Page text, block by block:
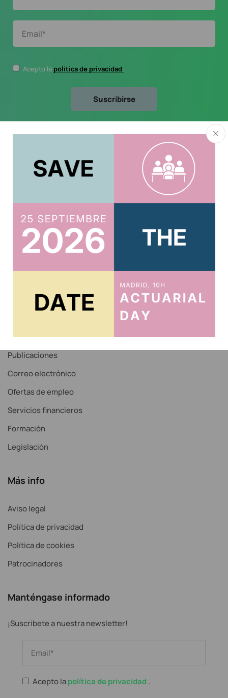
Acepto la política de privacidad .
Acreditar CPD 2025
Acceso al Área Privada
Acceso Correo IAE
Recordar contraseña
Publicaciones
Correo electrónico
Ofertas de empleo
Servicios financieros
Formación
Legislación
Más info
Aviso legal
Política de privacidad
Política de cookies
Patrocinadores
Manténgase informado
¡Suscríbete a nuestra newsletter!
Acepto lapolítica de privacidad .